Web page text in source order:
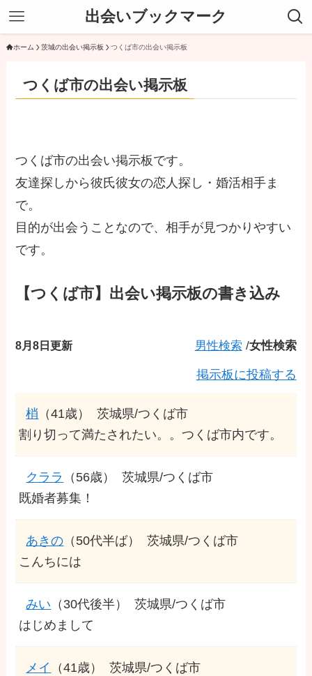
出会いブックマーク
ホーム 茨城の出会い掲示板 つくば市の出会い掲示板
つくば市の出会い掲示板
つくば市の出会い掲示板です。
友達探しから彼氏彼女の恋人探し・婚活相手ま
で。
目的が出会うことなので、相手が見つかりやすい
です。
【つくば市】出会い掲示板の書き込み
8月8日更新 男性検索 /女性検索
掲示板に投稿する
梢 （41歳）
茨城県/つくば市
割り切って満たされたい。。つくば市内です。
クララ （56歳）
茨城県/つくば市
既婚者募集！
あきの （50代半ば）
茨城県/つくば市
こんちには
みい （30代後半）
茨城県/つくば市
はじめまして
メイ （41歳）
茨城県/つくば市